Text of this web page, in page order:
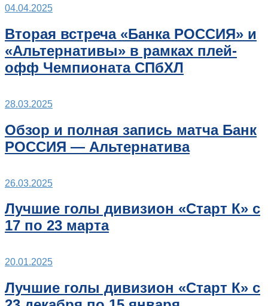
04.04.2025
Вторая встреча «Банка РОССИЯ» и
«Альтернативы» в рамках плей-
офф Чемпионата СПбХЛ
28.03.2025
Обзор и полная запись матча Банк
РОССИЯ — Альтернатива
26.03.2025
Лучшие голы дивизион «Старт К» с
17 по 23 марта
20.01.2025
Лучшие голы дивизион «Старт К» с